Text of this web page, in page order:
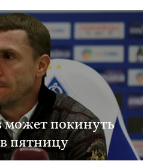
может покинуть
пятницу